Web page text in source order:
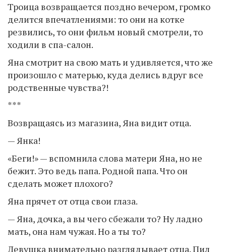
Троица возвращается поздно вечером, громко
делится впечатлениями: то они на котке
резвились, то они фильм новый смотрели, то
ходили в спа-салон.
Яна смотрит на свою мать и удивляется, что же
произошло с матерью, куда делись вдруг все
родственные чувства?!
***
Возвращаясь из магазина, Яна видит отца.
— Янка!
«Беги!» — вспомнила слова матери Яна, но не
бежит. Это ведь папа. Родной папа. Что он
сделать может плохого?
Яна прячет от отца свои глаза.
— Яна, дочка, а вы чего сбежали то? Ну ладно
мать, она нам чужая. Но а ты то?
Девушка внимательно разглядывает отца. Пил